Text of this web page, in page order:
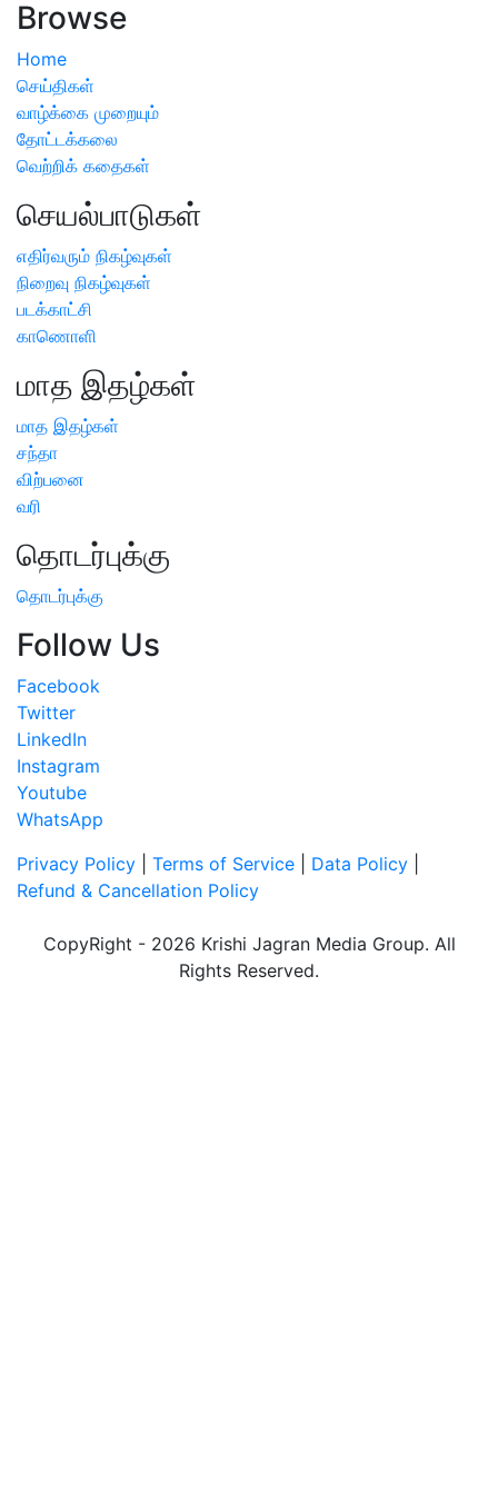
Browse
Home
செய்திகள்
வாழ்க்கை முறையும்
தோட்டக்கலை
வெற்றிக் கதைகள்
செயல்பாடுகள்
எதிர்வரும் நிகழ்வுகள்
நிறைவு நிகழ்வுகள்
படக்காட்சி
காணொளி
மாத இதழ்கள்
மாத இதழ்கள்
சந்தா
விற்பனை
வரி
தொடர்புக்கு
தொடர்புக்கு
Follow Us
Facebook
Twitter
LinkedIn
Instagram
Youtube
WhatsApp
Privacy Policy
Terms of Service Data Policy
Refund & Cancellation Policy
CopyRight - 2026 Krishi Jagran Media Group. All
Rights Reserved.